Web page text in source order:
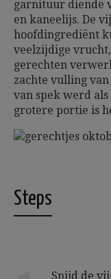
garnituur diende
en kaneelijs. De
hoofdingrediënt
veelzijdige
gerechten
zachte vulling
van spek werd
grotere portie is
Steps
Snijd de